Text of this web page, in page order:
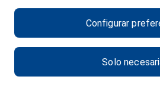
CANAL DE ÉTICA
Configurar
Solo